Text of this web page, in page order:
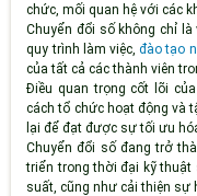
chức, mối quan hệ với các
Chuyển đổi số không chỉ
quy trình làm việc,đào tạo
của tất cả các thành viên
Điều quan trọng cốt lõi
cách tổ chức hoạt động và
lại để đạt được sự tối ưu
Chuyển đổi số đang trở
triển trong thời đại kỹ thuật
suất, cũng như cải thiện sự